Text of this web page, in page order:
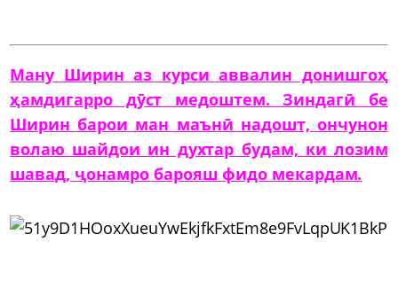
Ману Ширин аз курси аввалин донишгоҳ
ҳамдигарро дӯст медоштем. Зиндагӣ бе
Ширин барои ман маънӣ надошт, ончунон
волаю шайдои ин духтар будам, ки лозим
шавад, ҷонамро барояш фидо мекардам.